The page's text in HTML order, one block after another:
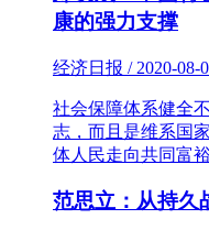
康的强力支撑
经济日报 / 2020-08-
社会保障体系健全
志，而且是维系国
体人民走向共同富
范思立：从持久